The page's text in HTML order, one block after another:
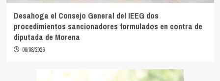
Desahoga el Consejo General del IEEG dos
procedimientos sancionadores formulados en contra de
diputada de Morena
08/08/2026